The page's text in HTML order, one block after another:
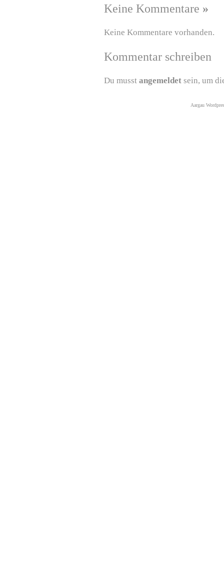
Keine Kommentare »
Keine Kommentare vorhanden.
Kommentar schreiben
Du musst angemeldetsein, um
Aargau